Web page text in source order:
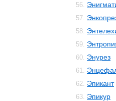
56.
57.
58.
59.
60. Энурез
61.
62. Эпикант
63. Эпикур